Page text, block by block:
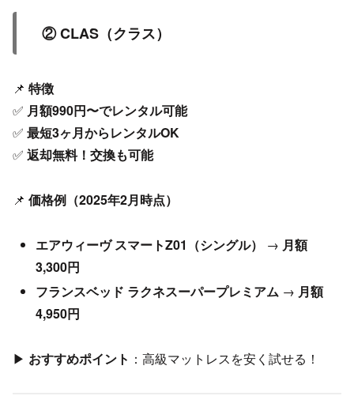
② CLAS（クラス）
📌 特徴
✅ 月額990円〜でレンタル可能
✅ 最短3ヶ月からレンタルOK
✅ 返却無料！交換も可能
📌 価格例（2025年2月時点）
エアウィーヴ スマートZ01（シングル） → 月額
3,300円
フランスベッド ラクネスーパープレミアム → 月額
4,950円
▶ おすすめポイント ：高級マットレスを安く試せる！